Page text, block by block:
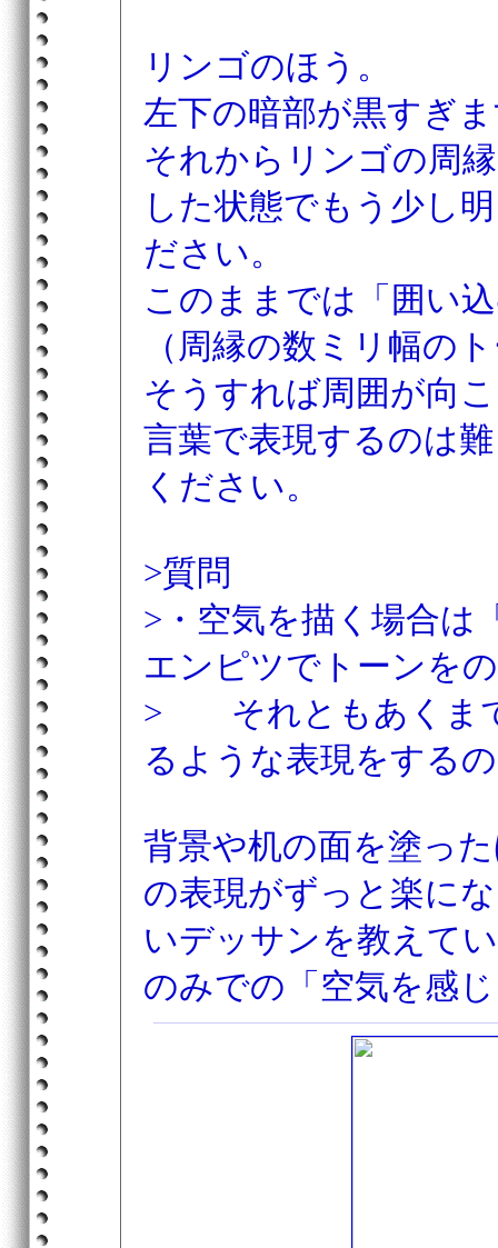
リンゴのほう。
左下の暗部が黒すぎ
それからリンゴの周
した状態でもう少し
ださい。
このままでは「囲い
（周縁の数ミリ幅の
そうすれば周囲が向
言葉で表現するのは
ください。
>質問
>・空気を描く場合は
エンピツでトーンを
> それともあくまで
るような表現をする
背景や机の面を塗っ
の表現がずっと楽に
いデッサンを教えて
のみでの「空気を感